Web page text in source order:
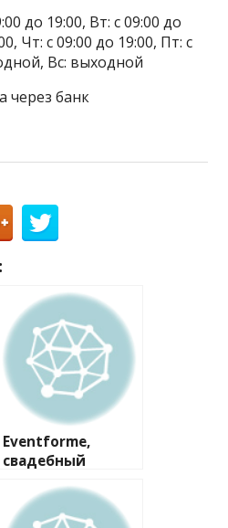
до 19:00, Вт: с 09:00 до
Чт: с 09:00 до 19:00, Пт: с
Вс: выходной
через банк
Eventforme,
свадебный